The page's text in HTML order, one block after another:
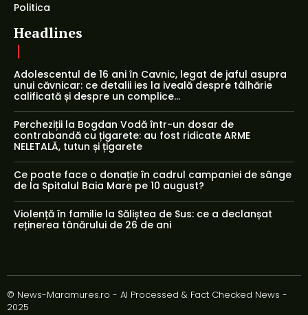
Politica
Headlines
Adolescentul de 16 ani în Cavnic, legat de jaful asupra
unui căvnicar: ce detalii ies la iveală despre tâlhărie
calificată și despre un complice...
Percheziții la Bogdan Vodă într-un dosar de
contrabandă cu țigarete: au fost ridicate ARME
NELETALĂ, tutun și țigarete
Ce poate face o donație în cadrul campaniei de sânge
de la Spitalul Baia Mare pe 10 august?
Violență în familie la Săliștea de Sus: ce a declanșat
reținerea tânărului de 26 de ani
© News-Maramures.ro - AI Processed & Fact Checked News -
2025